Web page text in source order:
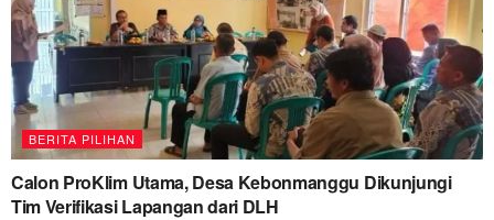
BERITA PILIHAN
Calon ProKlim Utama, Desa Kebonmanggu Dikunjungi
Tim Verifikasi Lapangan dari DLH